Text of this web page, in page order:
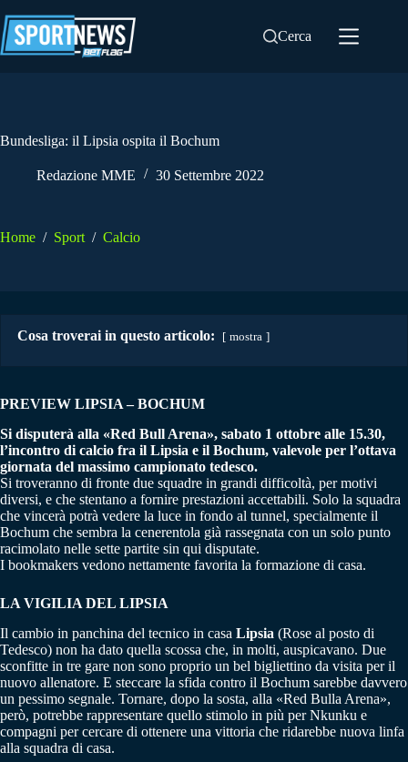
al
contenuto
Cerca
Bundesliga: il Lipsia ospita il Bochum
Redazione MME 30 Settembre 2022
Home / Sport / Calcio
Cosa troverai in questo articolo: mostra
PREVIEW LIPSIA – BOCHUM
Si disputerà alla «Red Bull Arena», sabato 1 ottobre alle 15.30,
l’incontro di calcio fra il Lipsia e il Bochum, valevole per l’ottava
giornata del massimo campionato tedesco.
Si troveranno di fronte due squadre in grandi difficoltà, per motivi
diversi, e che stentano a fornire prestazioni accettabili. Solo la squadra
che vincerà potrà vedere la luce in fondo al tunnel, specialmente il
Bochum che sembra la cenerentola già rassegnata con un solo punto
racimolato nelle sette partite sin qui disputate.
I bookmakers vedono nettamente favorita la formazione di casa.
LA VIGILIA DEL LIPSIA
Il cambio in panchina del tecnico in casa Lipsia (Rose al posto di
Tedesco) non ha dato quella scossa che, in molti, auspicavano. Due
sconfitte in tre gare non sono proprio un bel bigliettino da visita per il
nuovo allenatore. E steccare la sfida contro il Bochum sarebbe davvero
un pessimo segnale. Tornare, dopo la sosta, alla «Red Bulla Arena»,
però, potrebbe rappresentare quello stimolo in più per Nkunku e
compagni per cercare di ottenere una vittoria che ridarebbe nuova linfa
alla squadra di casa.